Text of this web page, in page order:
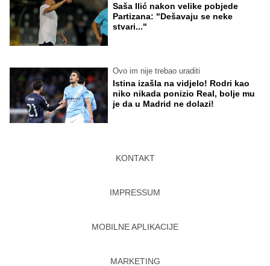
Saša Ilić nakon velike pobjede
Partizana: "Dešavaju se neke
stvari..."
Ovo im nije trebao uraditi
Istina izašla na vidjelo! Rodri kao
niko nikada ponizio Real, bolje mu
je da u Madrid ne dolazi!
KONTAKT
IMPRESSUM
MOBILNE APLIKACIJE
MARKETING